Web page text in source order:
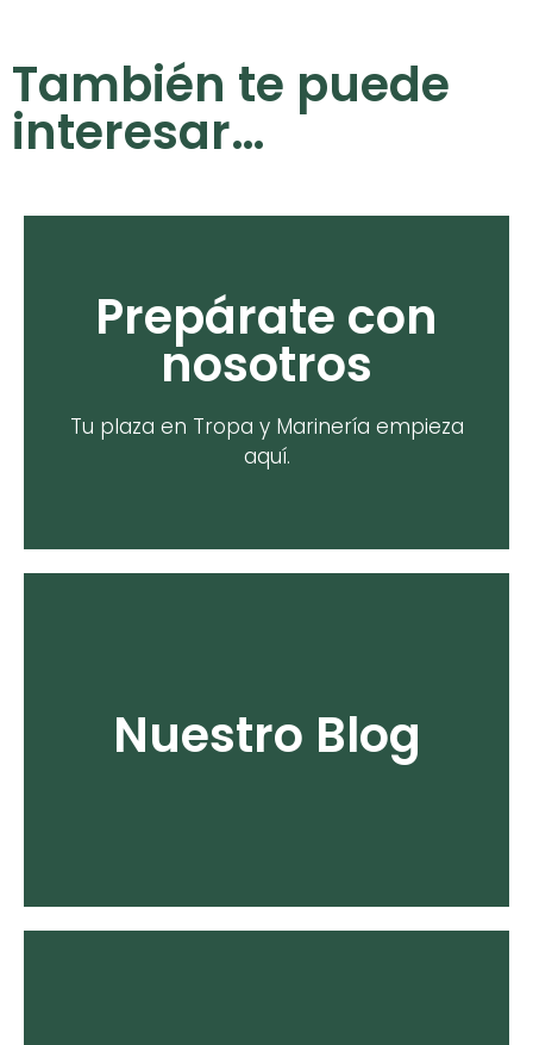
También te puede
interesar…
Prepárate con
nosotros
Tu plaza en Tropa y Marinería empieza
aquí.
Más cerca de tu plaza
en Tropa y Marinería.
A por tu plaza.
Nuestro Blog
últimas noticias